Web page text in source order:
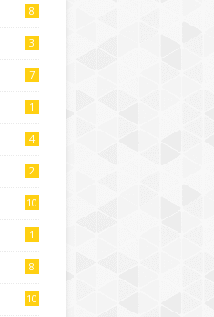
8
3
7
1
4
2
10
1
8
10